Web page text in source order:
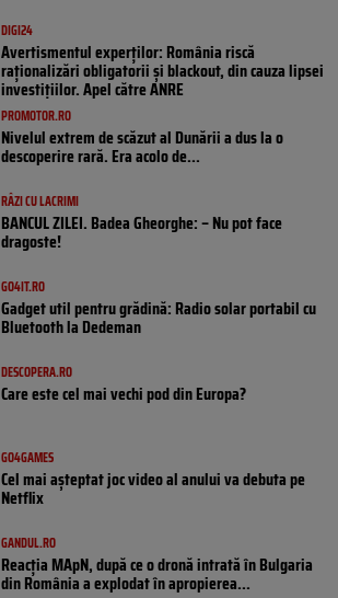
DIGI24
Avertismentul experților: România riscă
raționalizări obligatorii și blackout, din cauza lipsei
investițiilor. Apel către ANRE
PROMOTOR.RO
Nivelul extrem de scăzut al Dunării a dus la o
descoperire rară. Era acolo de...
RÂZI CU LACRIMI
BANCUL ZILEI. Badea Gheorghe: – Nu pot face
dragoste!
GO4IT.RO
Gadget util pentru grădină: Radio solar portabil cu
Bluetooth la Dedeman
DESCOPERA.RO
Care este cel mai vechi pod din Europa?
GO4GAMES
Cel mai așteptat joc video al anului va debuta pe
Netflix
GANDUL.RO
Reacția MApN, după ce o dronă intrată în Bulgaria
din România a explodat în apropierea...